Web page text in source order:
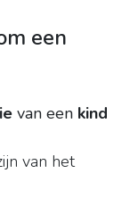
een
van een kind
van het